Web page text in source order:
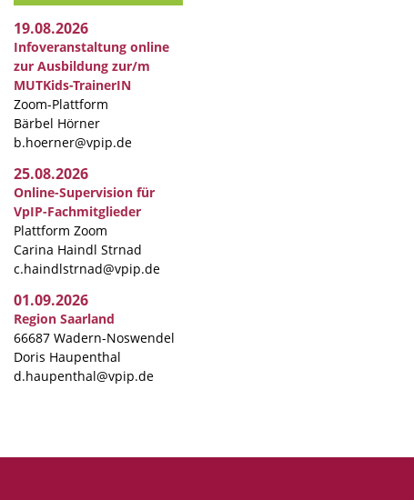
19.08.2026
Infoveranstaltung online
zur Ausbildung zur/m
MUTKids-TrainerIN
Zoom-Plattform
Bärbel Hörner
b.hoerner@vpip.de
25.08.2026
Online-Supervision für
VpIP-Fachmitglieder
Plattform Zoom
Carina Haindl Strnad
c.haindlstrnad@vpip.de
01.09.2026
Region Saarland
66687 Wadern-Noswendel
Doris Haupenthal
d.haupenthal@vpip.de